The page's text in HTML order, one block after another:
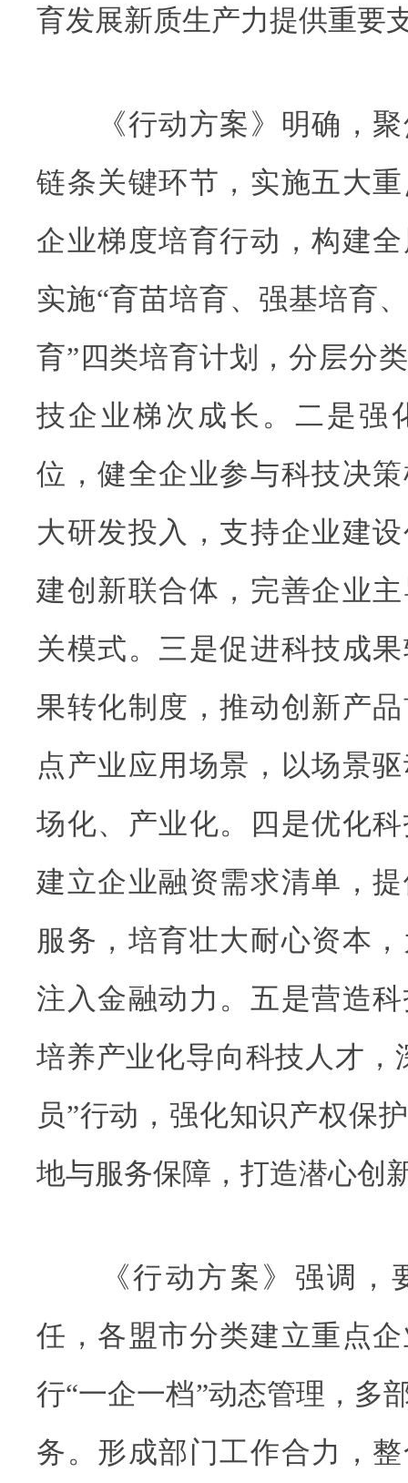
育发展新质生产力提供重要
《行动方案》明确，聚
链条关键环节，实施五大
企业梯度培育行动，构建
实施“育苗培育、强基培育
育”四类培育计划，分层分
技企业梯次成长。二是强
位，健全企业参与科技决
大研发投入，支持企业建
建创新联合体，完善企业
关模式。三是促进科技成
果转化制度，推动创新产
点产业应用场景，以场景
场化、产业化。四是优化
建立企业融资需求清单，
服务，培育壮大耐心资本
注入金融动力。五是营造
培养产业化导向科技人才，
员”行动，强化知识产权保
地与服务保障，打造潜心创
《行动方案》强调，
任，各盟市分类建立重点
行“一企一档”动态管理，多
务。形成部门工作合力，